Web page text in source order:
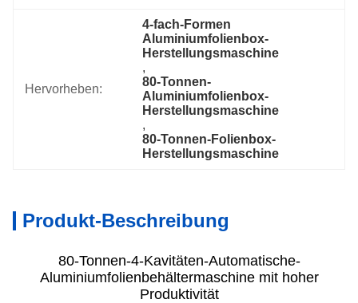
Hervorheben:
4-fach-Formen
Aluminiumfolienbox-
Herstellungsmaschine
,
80-Tonnen-
Aluminiumfolienbox-
Herstellungsmaschine
,
80-Tonnen-Folienbox-
Herstellungsmaschine
Produkt-Beschreibung
80-Tonnen-4-Kavitäten-Automatische-
Aluminiumfolienbehältermaschine mit hoher
Produktivität